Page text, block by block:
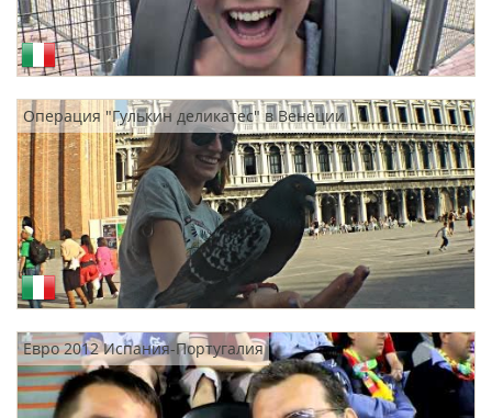
Операция "Гулькин деликатес" в Венеции
Евро 2012 Испания-Португалия